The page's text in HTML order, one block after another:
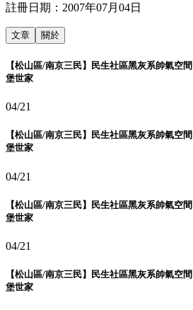
註冊日期： 2007年07月04日
文章 關於
【松山區/南京三民】民生社區黑灰系帥氣空
堡世家
04/21
【松山區/南京三民】民生社區黑灰系帥氣空
堡世家
04/21
【松山區/南京三民】民生社區黑灰系帥氣空
堡世家
04/21
【松山區/南京三民】民生社區黑灰系帥氣空
堡世家